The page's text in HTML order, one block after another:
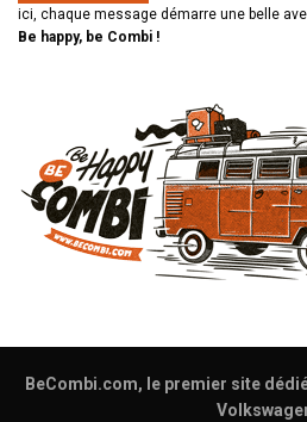
ici, chaque message démarre une belle
Be happy, be Combi !
BeCombi.com, le premier site